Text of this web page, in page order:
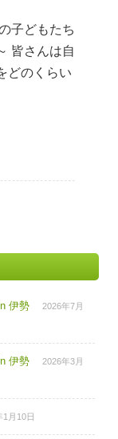
子どもたち
皆さんは自
どのくらい
伊勢
2026年7月
伊勢
2026年3月
1月10日